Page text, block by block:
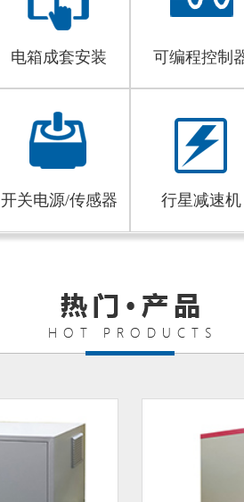
电箱成套安装 可编程控制
开关电源/传感器 行星减速机